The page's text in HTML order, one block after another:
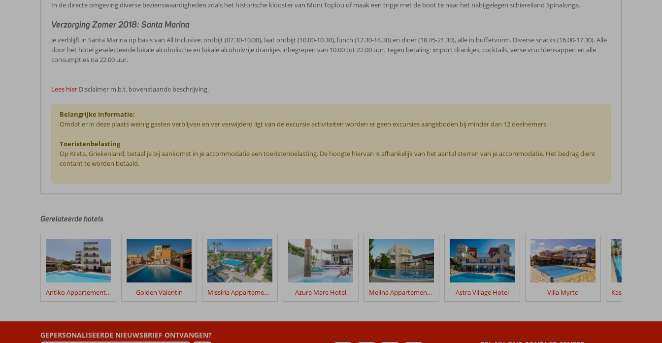
In de directe omgeving diverse bezienswaardigheden zoals het historische klooster van Moni Toplou of maak een tripje met de boot te naar het nabijgelegen schiereiland Spinalonga.
Verzorging Zomer 2018: Santa Marina
Je verblijft in Santa Marina op basis van All Inclusive: ontbijt (07.30-10.00), laat ontbijt (10.00-10.30), lunch (12.30-14.30) en diner (18.45-21.30), alle in buffetvorm. Diverse snacks (16.00-17.30). Alle
door het hotel geselecteerde lokale alcoholische en lokale alcoholvrije drankjes inbegrepen van 10.00 tot 22.00 uur. Tegen betaling: import drankjes, cocktails, verse vruchtensappen en alle
consumpties na 22.00 uur.
Lees hier Disclaimer m.b.t. bovenstaande beschrijving.
Belangrijke informatie:
Omdat er in deze plaats weinig gasten verblijven en ver verwijderd ligt van de excursie activiteiten worden er geen excursies aangeboden bij minder dan 12 deelnemers.
Toeristenbelasting
Op Kreta, Griekenland, betaal je bij aankomst in je accommodatie een toeristenbelasting. De hoogte hiervan is afhankelijk van het aantal sterren van je accommodatie. Het bedrag dient
contant te worden betaald.
door
klanten
geschreven
na
hun
verblijf
Santa
Gerelateerde hotels
Antiko Appartementen Golden Valentin Missiria Appartementen Azure Mare Hotel Melina Appartementen Astra Village Hotel Villa Myrto
GEPERSONALISEERDE NIEUWSBRIEF ONTVANGEN?